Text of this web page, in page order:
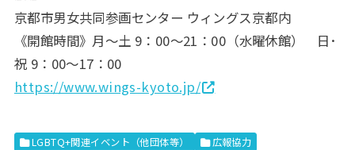
京都市男女共同参画センター ウィングス京都内
《開館時間》月～土 9：00～21：00（水曜休館） 日･
祝 9：00～17：00
https://www.wings-kyoto.jp/
LGBTQ+関連イベント（他団体等） 広報協力